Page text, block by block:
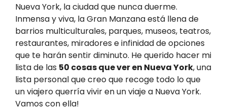
Nueva York, la ciudad que nunca duerme.
Inmensa y viva, la Gran Manzana está llena de
barrios multiculturales, parques, museos, teatros,
restaurantes, miradores e infinidad de opciones
que te harán sentir diminuto. He querido hacer mi
lista de las 50 cosas que ver en Nueva York, una
lista personal que creo que recoge todo lo que
un viajero querría vivir en un viaje a Nueva York.
Vamos con ella!